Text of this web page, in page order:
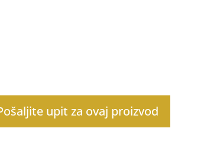
upit za ovaj proizvod